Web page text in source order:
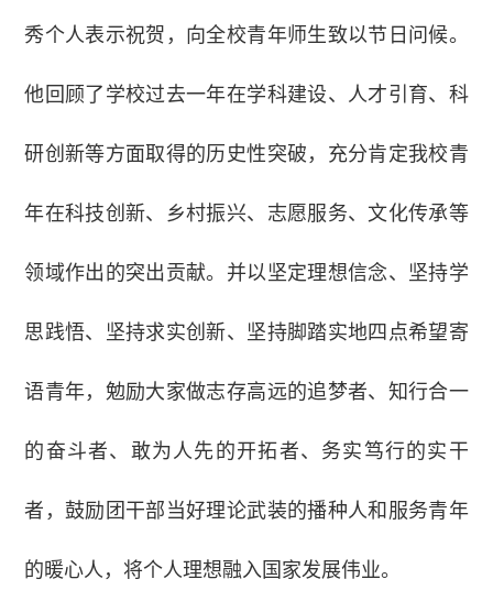
秀个人表示祝贺，向全校青年师生致以节日问候。
他回顾了学校过去一年在学科建设、人才引育、科
研创新等方面取得的历史性突破，充分肯定我校青
年在科技创新、乡村振兴、志愿服务、文化传承等
领域作出的突出贡献。并以坚定理想信念、坚持学
思践悟、坚持求实创新、坚持脚踏实地四点希望寄
语青年，勉励大家做志存高远的追梦者、知行合一
的奋斗者、敢为人先的开拓者、务实笃行的实干
者，鼓励团干部当好理论武装的播种人和服务青年
的暖心人，将个人理想融入国家发展伟业。